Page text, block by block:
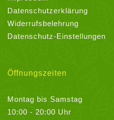
Datenschutzerklärung
Widerrufsbelehrung
Datenschutz-Einstellungen
Öffnungszeiten
Montag bis Samstag
10:00 - 20:00 Uhr